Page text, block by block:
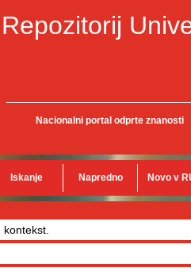
Repozitorij
Nacionalni portal odprte znanosti
Iskanje Napredno Novo v